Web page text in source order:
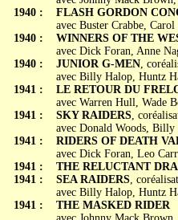
1940 :
1940 :
1940 :
1941 :
1941 :
1941 :
1941 :
1941 :
1941 :
FLASH GORDON
avec Buster Crabbe,
WINNERS OF THE
avec Dick Foran, Anne
JUNIOR G-MEN,
avec Billy Halop, Huntz
LE RETOUR DU
avec Warren Hull, Wade
SKY RAIDERS,
avec Donald Woods,
RIDERS OF DEATH
avec Dick Foran, Leo
THE RELUCTANT
SEA RAIDERS,
avec Billy Halop, Huntz
THE MASKED RIDER